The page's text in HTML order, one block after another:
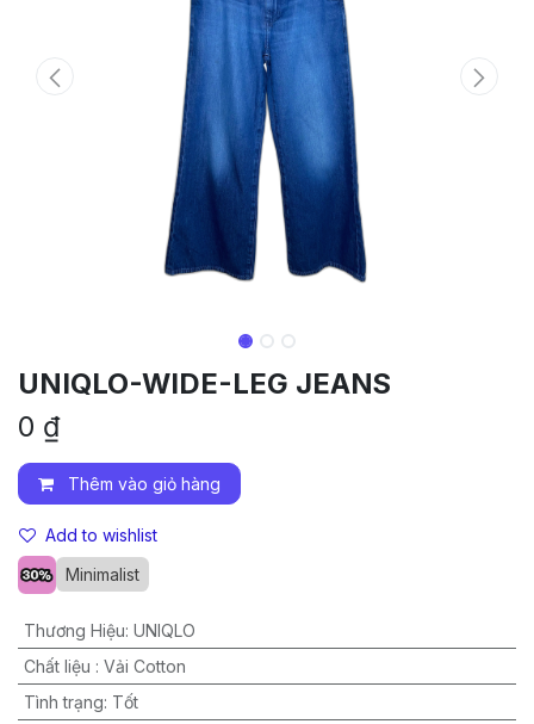
UNIQLO-WIDE-LEG JEANS
0 ₫
Thêm vào giỏ hàng
Add to wishlist
Minimalist
Thương Hiệu: UNIQLO
Chất liệu : Vải Cotton
Tình trạng: Tốt